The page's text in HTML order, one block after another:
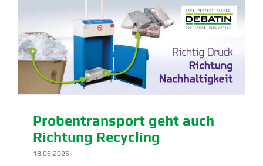
Proben­transport geht auch
Richtung Recycling
18.06.2025